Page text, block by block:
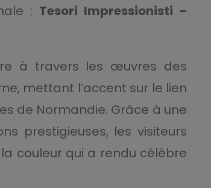
: Tesori Impressionisti –
à travers les œuvres des
mettant l’accent sur le lien
de Normandie. Grâce à une
prestigieuses, les visiteurs
couleur qui a rendu célèbre